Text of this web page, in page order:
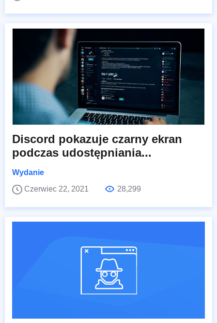
Discord pokazuje czarny ekran
podczas udostępniania...
Wydanie
Czerwiec 22, 2021
28,299